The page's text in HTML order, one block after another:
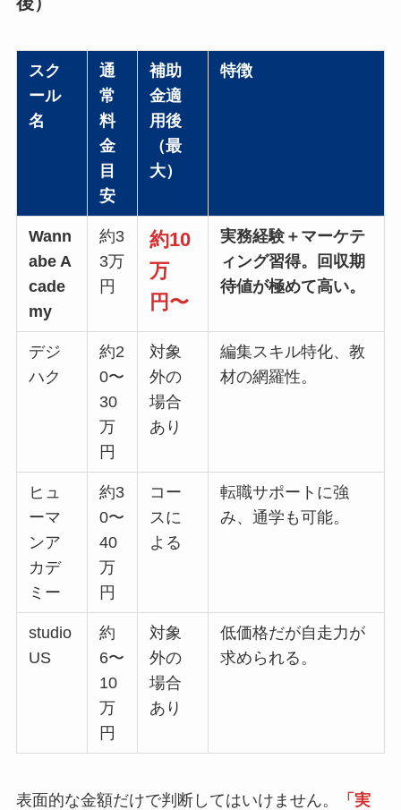
スク
ール
名
通
常
料
金
目
安
補助
金適
用後
（最
大）
特徴
Wann
abe A
cade
my
約3
3万
円
約10
万
円〜
実務経験＋マーケテ
ィング習得。回収期
待値が極めて高い。
デジ
ハク
約2
0〜
30
万
円
対象
外の
場合
あり
編集スキル特化、教
材の網羅性。
ヒュ
ーマ
ンア
カデ
ミー
約3
0〜
40
万
円
コー
スに
よる
転職サポートに強
み、通学も可能。
studio
US
約
6〜
10
万
円
対象
外の
場合
あり
低価格だが自走力が
求められる。
表面的な金額だけで判断してはいけません。
「実